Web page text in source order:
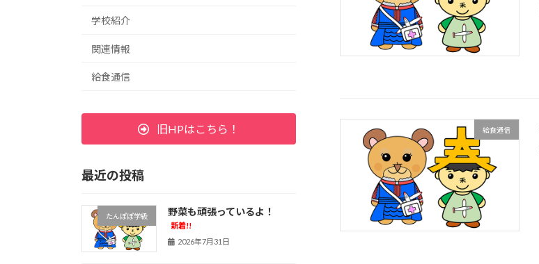
給食通信
学校紹介
関連情報
給食通信
旧HPはこちら！
最近の投稿
たんぽぽ学級 野菜も頑張っているよ！
新着!!
2026年7月31日